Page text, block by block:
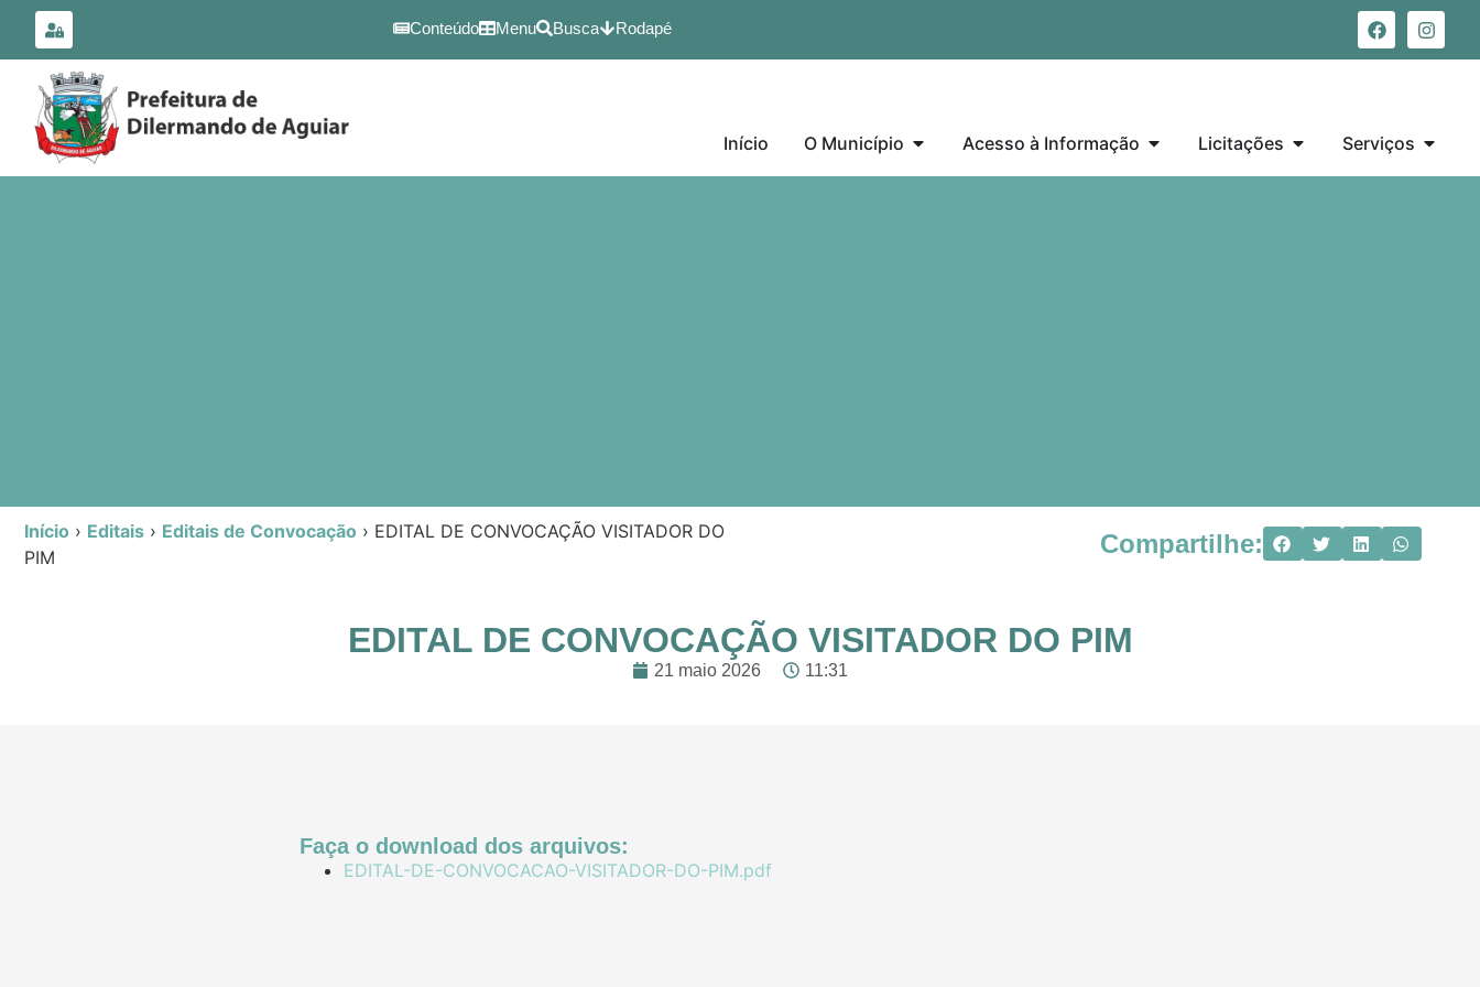
conteúdo
Conteúdo Menu Busca Rodapé
Início O Município Acesso à Informação Licitações Serviços
Início › Editais › Editais de Convocação › EDITAL DE CONVOCAÇÃO VISITADOR DO
PIM
Compartilhe:
EDITAL DE CONVOCAÇÃO VISITADOR DO PIM
21 maio 2026 11:31
Faça o download dos arquivos:
EDITAL-DE-CONVOCACAO-VISITADOR-DO-PIM.pdf